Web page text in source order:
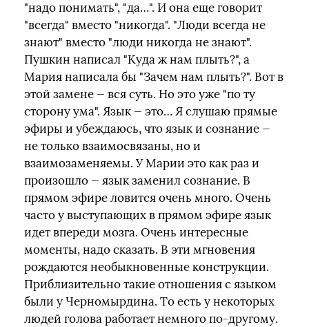
"надо понимать", "да…". И она еще говорит
"всегда" вместо "никогда". "Люди всегда не
знают" вместо "люди никогда не знают".
Пушкин написал "Куда ж нам плыть?", а
Мария написала бы "Зачем нам плыть?". Вот в
этой замене — вся суть. Но это уже "по ту
сторону ума". Язык — это… Я слушаю прямые
эфиры и убеждаюсь, что язык и сознание —
не только взаимосвязаны, но и
взаимозаменяемы. У Марии это как раз и
произошло — язык заменил сознание. В
прямом эфире ловится очень много. Очень
часто у выступающих в прямом эфире язык
идет впереди мозга. Очень интересные
моменты, надо сказать. В эти мгновения
рождаются необыкновенные конструкции.
Приблизительно такие отношения с языком
были у Черномырдина. То есть у некоторых
людей голова работает немного по-другому.